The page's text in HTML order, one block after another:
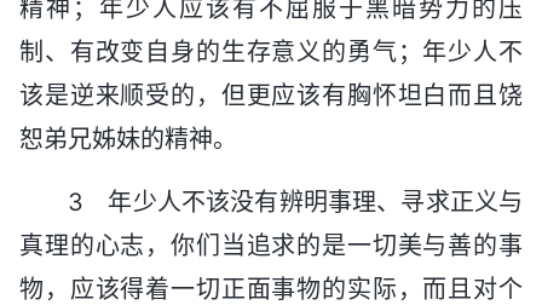
精神；年少人应该有不屈服于黑暗势力的压
制、有改变自身的生存意义的勇气；年少人不
该是逆来顺受的，但更应该有胸怀坦白而且饶
恕弟兄姊妹的精神。
3 年少人不该没有辨明事理、寻求正义与
真理的心志，你们当追求的是一切美与善的事
物，应该得着一切正面事物的实际，而且对个